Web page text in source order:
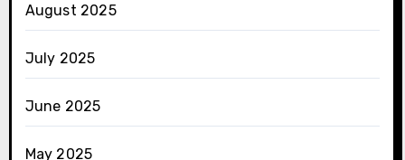
August 2025
July 2025
June 2025
May 2025